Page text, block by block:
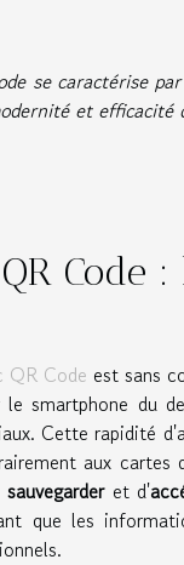
se caractérise
et efficacité
Code
QR Code est sans
le smartphone du
Cette rapidité
aux
sauvegarderet d'
que les